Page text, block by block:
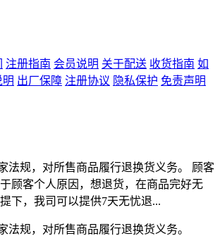
注册指南 会员说明 关于配送 收货指南 如
出厂保障 注册协议 隐私保护 免责声明
法规，对所售商品履行退换货义务。 顾客
顾客个人原因，想退货，在商品完好无
下，我司可以提供7天无忧退...
法规，对所售商品履行退换货义务。